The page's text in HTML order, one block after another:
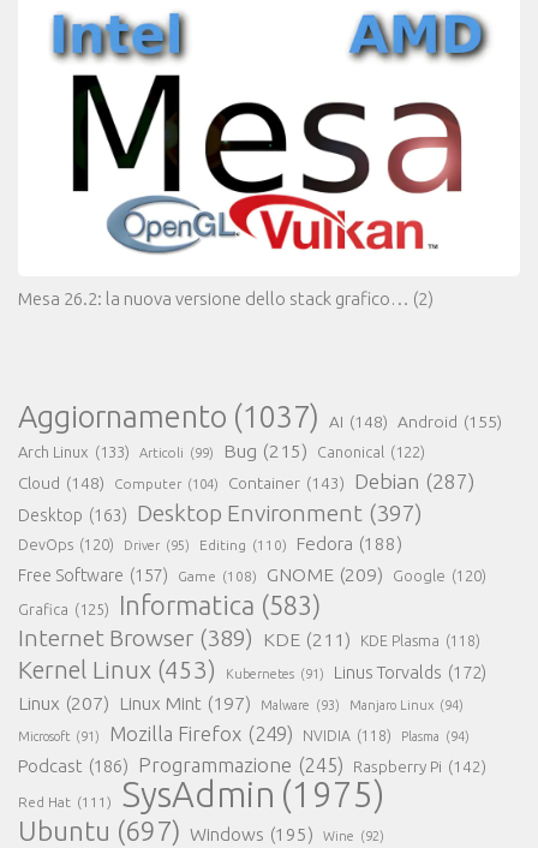
Mesa 26.2: la nuova versione dello stack grafico… (2)
Aggiornamento (1037) AI (148) Android (155)
Arch Linux (133) Articoli (99) Bug (215) Canonical (122)
Cloud (148) Computer (104) Container (143) Debian (287)
Desktop (163) Desktop Environment (397)
DevOps (120) Driver (95) Editing (110) Fedora (188)
Free Software (157) Game (108) GNOME (209) Google (120)
Grafica (125) Informatica (583)
Internet Browser (389) KDE (211) KDE Plasma (118)
Kernel Linux (453) Kubernetes (91) Linus Torvalds (172)
Linux (207) Linux Mint (197) Malware (93) Manjaro Linux (94)
Microsoft (91) Mozilla Firefox (249) NVIDIA (118) Plasma (94)
Podcast (186) Programmazione (245) Raspberry Pi (142)
Red Hat (111) SysAdmin (1975)
Ubuntu (697) Windows (195) Wine (92)